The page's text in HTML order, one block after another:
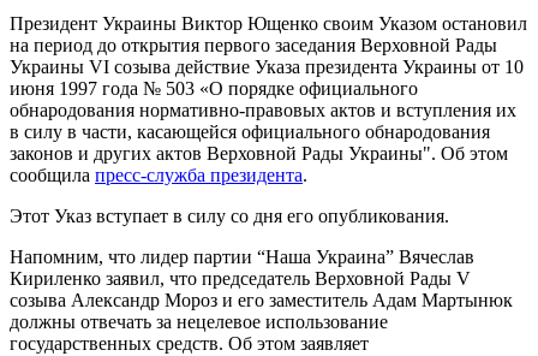
Президент Украины Виктор Ющенко своим Указом остановил
на период до открытия первого заседания Верховной Рады
Украины VI созыва действие Указа президента Украины от 10
июня 1997 года № 503 «О порядке официального
обнародования нормативно-правовых актов и вступления их
в силу в части, касающейся официального обнародования
законов и других актов Верховной Рады Украины". Об этом
сообщила пресс-служба президента.
Этот Указ вступает в силу со дня его опубликования.
Напомним, что лидер партии “Наша Украина” Вячеслав
Кириленко заявил, что председатель Верховной Рады V
созыва Александр Мороз и его заместитель Адам Мартынюк
должны отвечать за нецелевое использование
государственных средств. Об этом заявляет